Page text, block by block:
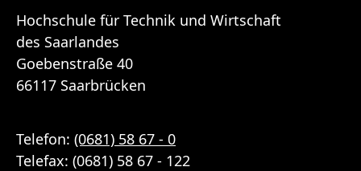
Hochschule für Technik und Wirtschaft
des Saarlandes
Goebenstraße 40
66117 Saarbrücken
Telefon: (0681) 58 67 - 0
Telefax: (0681) 58 67 - 122